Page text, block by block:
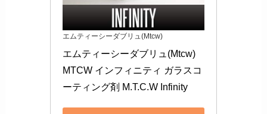
エムティーシーダブリュ(Mtcw)
エムティーシーダブリュ(Mtcw)
MTCW インフィニティ ガラスコ
ーティング剤 M.T.C.W Infinity